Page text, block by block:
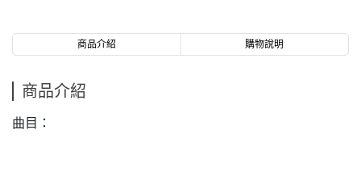
商品介紹 購物說明
商品介紹
曲目：